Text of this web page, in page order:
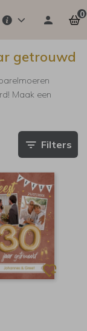
0
getrouwd
Maak een
Filters